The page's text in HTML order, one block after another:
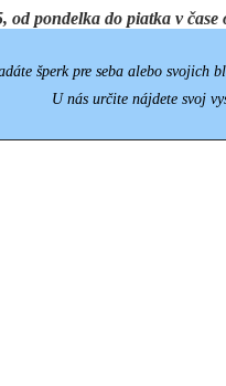
pondelka do piatka v čase
šperk pre seba alebo svojich
U nás určite nájdete svoj